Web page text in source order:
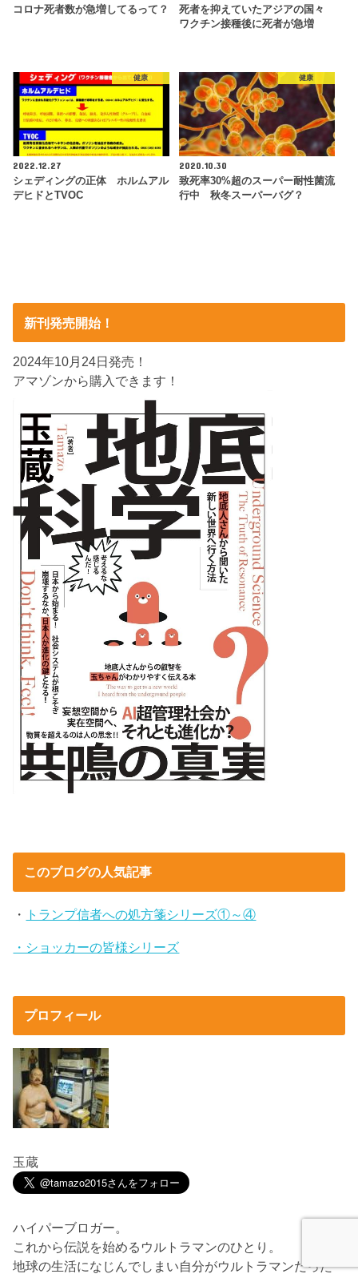
コロナ死者数が急増してるって？
死者を抑えていたアジアの国々
ワクチン接種後に死者が急増
健康
2022.12.27
シェディングの正体 ホルムアル
デヒドとTVOC
健康
2020.10.30
致死率30%超のスーパー耐性菌流
行中 秋冬スーパーバグ？
新刊発売開始！
2024年10月24日発売！
アマゾンから購入できます！
このブログの人気記事
・ トランプ信者への処方箋シリーズ①～④
・ショッカーの皆様シリーズ
プロフィール
玉蔵
ハイパーブロガー。
これから伝説を始めるウルトラマンのひとり。
地球の生活になじんでしまい自分がウルトラマンだった